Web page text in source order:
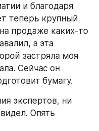
и благодаря
теперь крупный
продаже каких-то
а эта
застряла моя
Сейчас он
бумагу.
экспертов, ни
Опять